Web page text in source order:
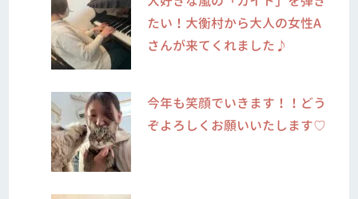
たい！大衡村から大人の女性A
さんが来てくれました♪
今年も笑顔でいきます！！どう
ぞよろしくお願いいたします♡